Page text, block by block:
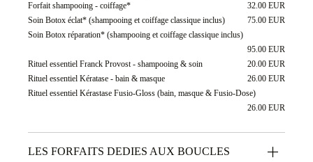
Forfait shampooing - coiffage*
32.00 EUR
Soin Botox éclat* (shampooing et coiffage classique inclus)
75.00 EUR
Soin Botox réparation* (shampooing et coiffage classique inclus)
95.00 EUR
Rituel essentiel Franck Provost - shampooing & soin
20.00 EUR
Rituel essentiel Kératase - bain & masque
26.00 EUR
Rituel essentiel Kérastase Fusio-Gloss (bain, masque & Fusio-Dose)
26.00 EUR
LES FORFAITS DEDIES AUX BOUCLES